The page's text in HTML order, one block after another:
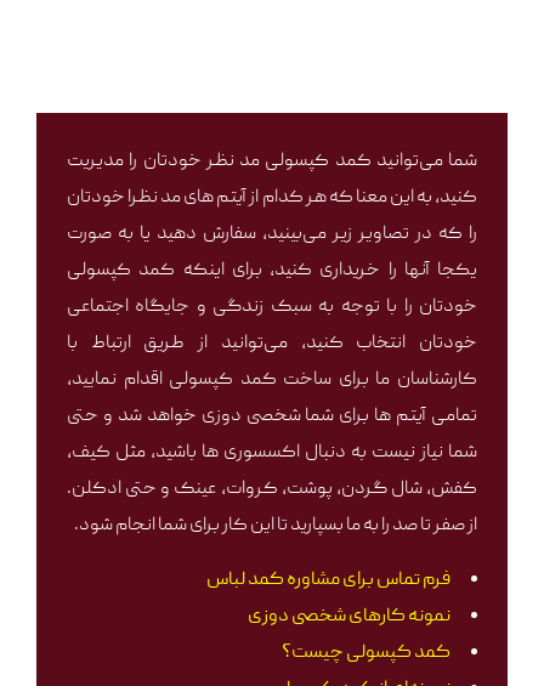
شما می‌توانید کمد کپسولی مد نظر خودتان را مدیریت
کنید، به این معنا که هر کدام از آیتم های مد نظرا خودتان
را که در تصاویر زیر می‌بینید، سفارش دهید یا به صورت
یکجا آنها را خریداری کنید، برای اینکه کمد کپسولی
خودتان را با توجه به سبک زندگی و جایگاه اجتماعی
خودتان انتخاب کنید، می‌توانید از طریق ارتباط با
کارشناسان ما برای ساخت کمد کپسولی اقدام نمایید،
تمامی آیتم ها برای شما شخصی دوزی خواهد شد و حتی
شما نیاز نیست به دنبال اکسسوری ها باشید، مثل کیف،
کفش، شال گردن، پوشت، کروات، عینک و حتی ادکلن.
از صفر تا صد را به ما بسپارید تا این کار برای شما انجام شود.
فرم تماس برای مشاوره کمد لباس
نمونه کارهای شخصی دوزی
کمد کپسولی چیست؟